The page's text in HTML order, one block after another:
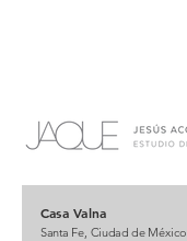
Casa Valna
Santa Fe, Ciudad de México